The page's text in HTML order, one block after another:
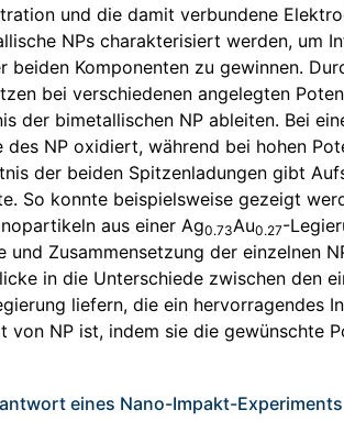
und die damit verbundene
NPs charakterisiert werden, um
beiden Komponenten zu gewinnen.
bei verschiedenen angelegten
der bimetallischen NP ableiten. Bei
des NP oxidiert, während bei hohen
der beiden Spitzenladungen gibt
So konnte beispielsweise gezeigt
aus einer Ag0.73Au0.27-
und Zusammensetzung der einzelnen
in die Unterschiede zwischen den
liefern, die ein hervorragendes
von NP ist, indem sie die gewünschte